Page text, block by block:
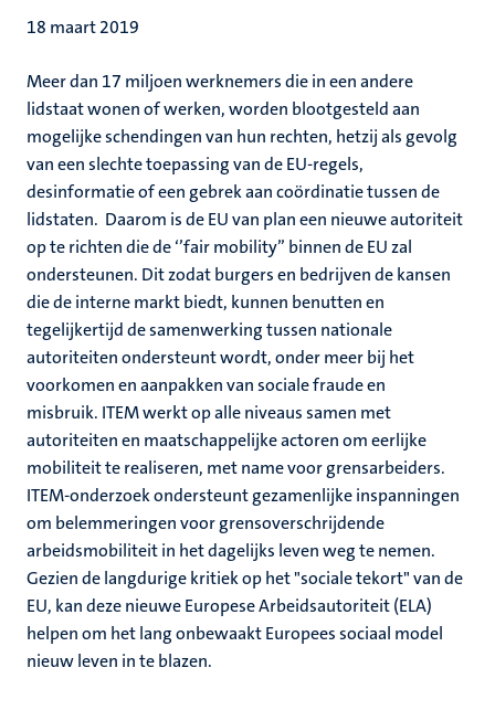
18 maart 2019
Meer dan 17 miljoen werknemers die in een andere
lidstaat wonen of werken, worden blootgesteld aan
mogelijke schendingen van hun rechten, hetzij als gevolg
van een slechte toepassing van de EU-regels,
desinformatie of een gebrek aan coördinatie tussen de
lidstaten. Daarom is de EU van plan een nieuwe autoriteit
op te richten die de ‘’fair mobility’’ binnen de EU zal
ondersteunen. Dit zodat burgers en bedrijven de kansen
die de interne markt biedt, kunnen benutten en
tegelijkertijd de samenwerking tussen nationale
autoriteiten ondersteunt wordt, onder meer bij het
voorkomen en aanpakken van sociale fraude en
misbruik. ITEM werkt op alle niveaus samen met
autoriteiten en maatschappelijke actoren om eerlijke
mobiliteit te realiseren, met name voor grensarbeiders.
ITEM-onderzoek ondersteunt gezamenlijke inspanningen
om belemmeringen voor grensoverschrijdende
arbeidsmobiliteit in het dagelijks leven weg te nemen.
Gezien de langdurige kritiek op het "sociale tekort" van de
EU, kan deze nieuwe Europese Arbeidsautoriteit (ELA)
helpen om het lang onbewaakt Europees sociaal model
nieuw leven in te blazen.